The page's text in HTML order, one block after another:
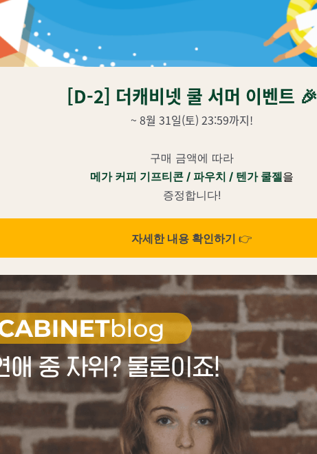
[D-2] 더캐비넷 쿨 서머 이벤트 🎉
~ 8월 31일(토) 23:59까지!
구매 금액에 따라
메가 커피 기프티콘 / 파우치 / 텐가 쿨젤을
증정합니다!
자세한 내용 확인하기 👉